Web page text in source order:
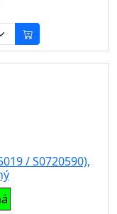
/ S0720590),